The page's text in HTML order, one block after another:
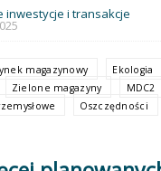
inwestycje i transakcje
magazynowy Ekologia
Zielone magazyny
MDC2
Oszczędności